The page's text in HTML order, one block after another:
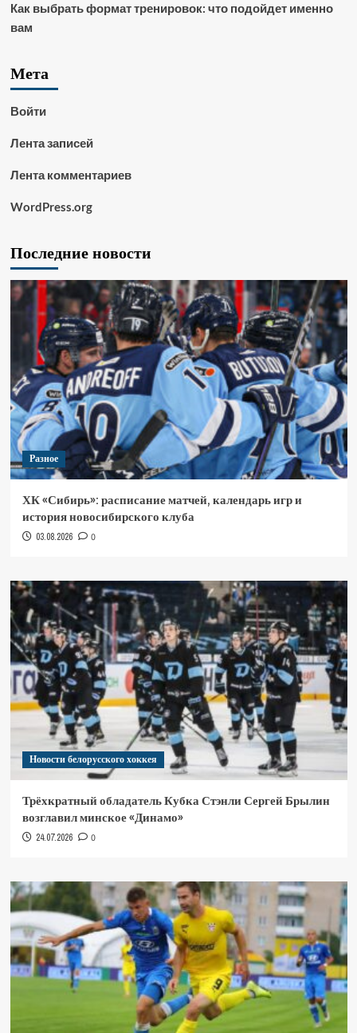
Как выбрать формат тренировок: что подойдет именно
вам
Мета
Войти
Лента записей
Лента комментариев
WordPress.org
Последние новости
Разное
ХК «Сибирь»: расписание матчей, календарь игр и
история новосибирского клуба
03.08.2026 0
Новости белорусского хоккея
Трёхкратный обладатель Кубка Стэнли Сергей Брылин
возглавил минское «Динамо»
24.07.2026 0